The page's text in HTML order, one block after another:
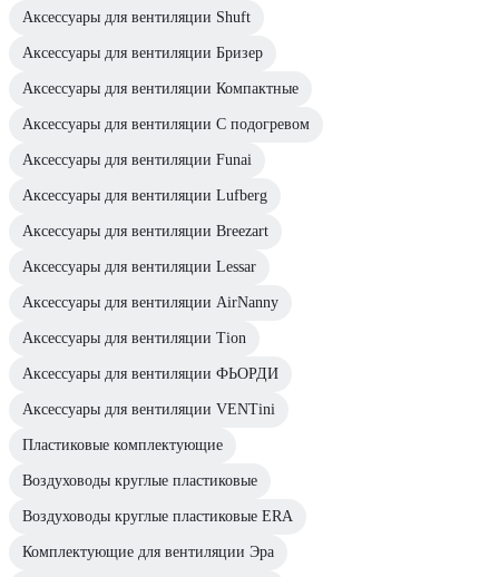
Аксессуары для вентиляции Shuft
Аксессуары для вентиляции Бризер
Аксессуары для вентиляции Компактные
Аксессуары для вентиляции С подогревом
Аксессуары для вентиляции Funai
Аксессуары для вентиляции Lufberg
Аксессуары для вентиляции Breezart
Аксессуары для вентиляции Lessar
Аксессуары для вентиляции AirNanny
Аксессуары для вентиляции Tion
Аксессуары для вентиляции ФЬОРДИ
Аксессуары для вентиляции VENTini
Пластиковые комплектующие
Воздуховоды круглые пластиковые
Воздуховоды круглые пластиковые ERA
Комплектующие для вентиляции Эра